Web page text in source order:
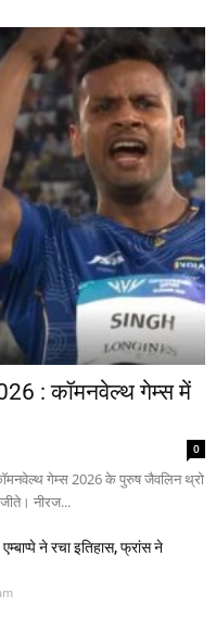
: कॉमनवेल्थ गेम्स में
0
गेम्स 2026 के पुरुष जैवलिन थ्रो
नीरज...
ने रचा इतिहास, फ्रांस ने